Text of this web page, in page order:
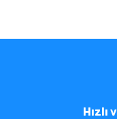
Hızlı